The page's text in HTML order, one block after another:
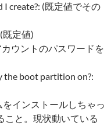
create?: (既定値でその
既定値)
ウントのパスワードを
the boot partition on?:
インストールしちゃっ
こと。現状動いている